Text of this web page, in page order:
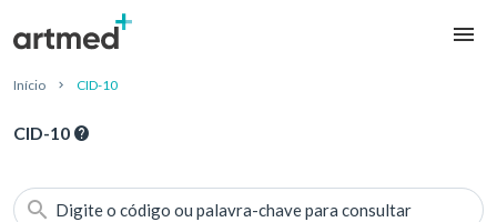
Início CID-10
CID-10
Digite o código ou palavra-chave para consultar